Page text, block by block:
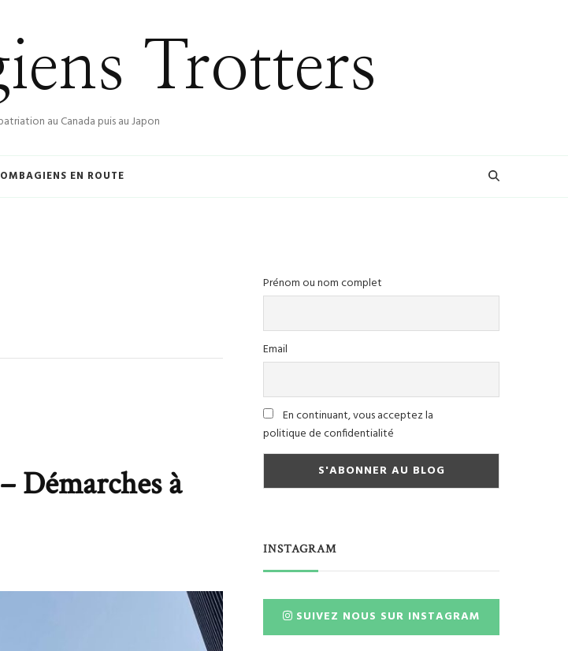
Trotters
au Canada puis au Japon
EN ROUTE
Démarches à
Prénom ou nom complet
Email
En continuant, vous acceptez la
politique de confidentialité
INSTAGRAM
SUIVEZ NOUS SUR INSTAGRAM